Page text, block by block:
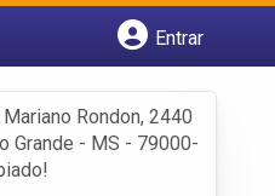
Entrar
Rondon, 2440
Grande - MS - 79000-